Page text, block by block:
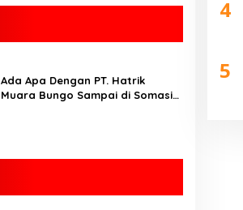
Ada Apa Dengan PT. Hatrik
Muara Bungo Sampai di Somasi
4
5